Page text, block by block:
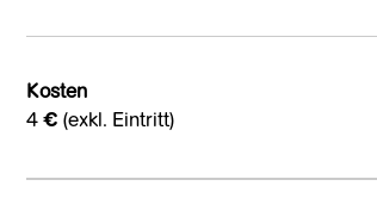
Kosten
4 € (exkl. Eintritt)